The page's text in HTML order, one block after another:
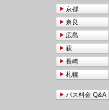
京都
奈良
広島
萩
長崎
札幌
バス料金 Q&A